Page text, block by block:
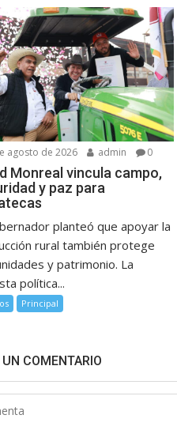
agosto de 2026 admin 0
Monreal vincula campo,
y paz para
planteó que apoyar la
rural también protege
y patrimonio. La
política...
Principal
COMENTARIO